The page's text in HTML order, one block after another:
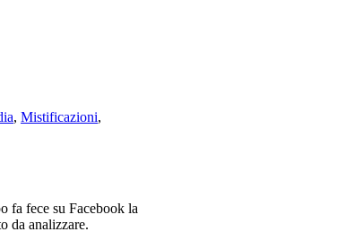
,Mistificazioni,
fa fece su Facebook la
da analizzare.